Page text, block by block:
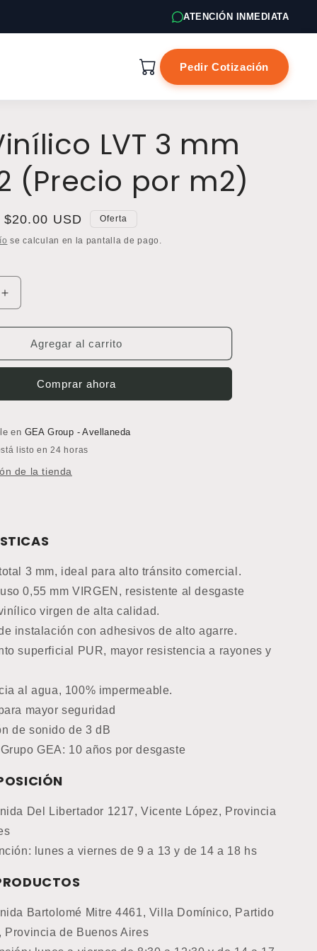
ATENCIÓN INMEDIATA
Pedir Cotización
LVT 3 mm
(Precio por m2)
Precio
de
$20.00 USD Oferta
se calculan en la pantalla de pago.
Aumentar
cantidad
para
Vinílico
mm
72
(Precio
m2)
Agregar al carrito
Comprar ahora
en GEA Group - Avellaneda
listo en 24 horas
de la tienda
3 mm, ideal para alto tránsito comercial.
0,55 mm VIRGEN, resistente al desgaste
virgen de alta calidad.
instalación con adhesivos de alto agarre.
superficial PUR, mayor resistencia a rayones y
al agua, 100% impermeable.
mayor seguridad
de sonido de 3 dB
GEA: 10 años por desgaste
Del Libertador 1217, Vicente López, Provincia
lunes a viernes de 9 a 13 y de 14 a 18 hs
Bartolomé Mitre 4461, Villa Domínico, Partido
Provincia de Buenos Aires